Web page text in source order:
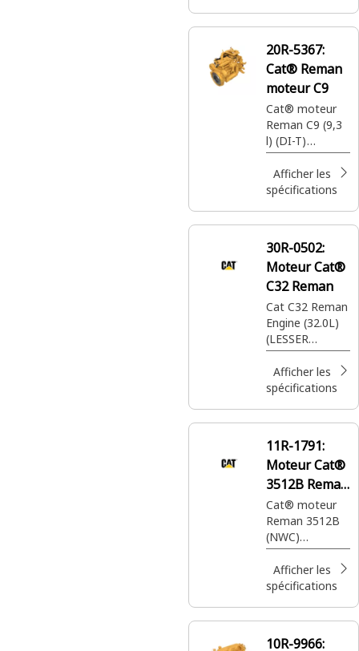
20R-5367:
Cat® Reman
moteur C9
Cat® moteur
Reman C9 (9,3
l) (DI-T)
(ATAAC) (MEUI)
(Tier 4)
Afficher les
spécifications
30R-0502:
Moteur Cat®
C32 Reman
Cat C32 Reman
Engine (32.0L)
(LESSER
REGULATED
COUNTRIES)
(W/SOUND)
Afficher les
spécifications
11R-1791:
Moteur Cat®
3512B Reman
New with
Core (NWC)
Cat® moteur
Reman 3512B
(NWC)
(émissions Tier
1) (LRC)
Afficher les
spécifications
10R-9966: